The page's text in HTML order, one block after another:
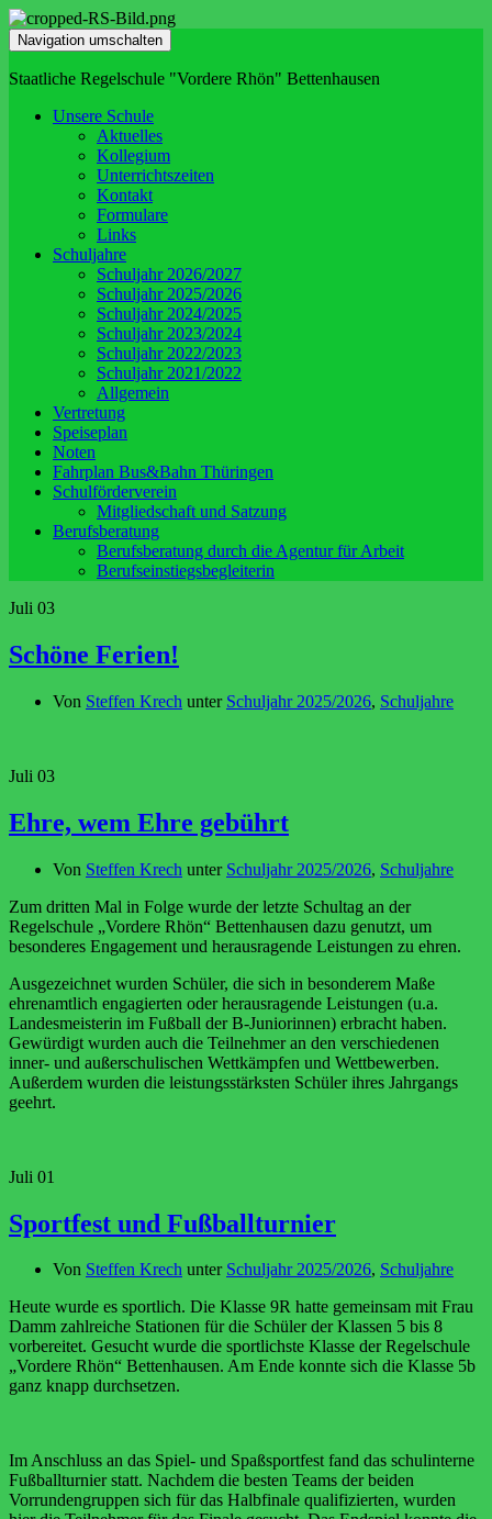
Navigation umschalten
Staatliche Regelschule "Vordere Rhön" Bettenhausen
Unsere Schule
Aktuelles
Kollegium
Unterrichtszeiten
Kontakt
Formulare
Links
Schuljahre
Schuljahr 2026/2027
Schuljahr 2025/2026
Schuljahr 2024/2025
Schuljahr 2023/2024
Schuljahr 2022/2023
Schuljahr 2021/2022
Allgemein
Vertretung
Speiseplan
Noten
Fahrplan Bus&Bahn Thüringen
Schulförderverein
Mitgliedschaft und Satzung
Berufsberatung
Berufsberatung durch die Agentur für Arbeit
Berufseinstiegsbegleiterin
Juli 03
Schöne Ferien!
Von Steffen Krech unter Schuljahr 2025/2026, Schuljahre
Juli 03
Ehre, wem Ehre gebührt
Von Steffen Krech unter Schuljahr 2025/2026, Schuljahre
Zum dritten Mal in Folge wurde der letzte Schultag an der
Regelschule „Vordere Rhön“ Bettenhausen dazu genutzt, um
besonderes Engagement und herausragende Leistungen zu ehren.
Ausgezeichnet wurden Schüler, die sich in besonderem Maße
ehrenamtlich engagierten oder herausragende Leistungen (u.a.
Landesmeisterin im Fußball der B-Juniorinnen) erbracht haben.
Gewürdigt wurden auch die Teilnehmer an den verschiedenen
inner- und außerschulischen Wettkämpfen und Wettbewerben.
Außerdem wurden die leistungsstärksten Schüler ihres Jahrgangs
geehrt.
Juli 01
Sportfest und Fußballturnier
Von Steffen Krech unter Schuljahr 2025/2026, Schuljahre
Heute wurde es sportlich. Die Klasse 9R hatte gemeinsam mit Frau
Damm zahlreiche Stationen für die Schüler der Klassen 5 bis 8
vorbereitet. Gesucht wurde die sportlichste Klasse der Regelschule
„Vordere Rhön“ Bettenhausen. Am Ende konnte sich die Klasse 5b
ganz knapp durchsetzen.
Im Anschluss an das Spiel- und Spaßsportfest fand das schulinterne
Fußballturnier statt. Nachdem die besten Teams der beiden
Vorrundengruppen sich für das Halbfinale qualifizierten, wurden